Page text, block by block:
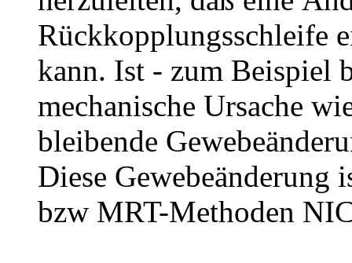
Rückkopplungsschleife
kann. Ist - zum Beispiel
mechanische Ursache
bleibende
Diese Gewebeänderung
bzw MRT-Methoden